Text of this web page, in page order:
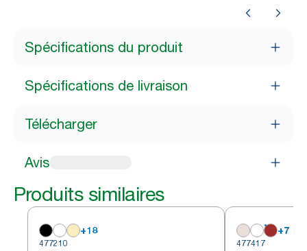
Spécifications du produit
Spécifications de livraison
Télécharger
Avis
Produits similaires
+18
477210
+7
477417